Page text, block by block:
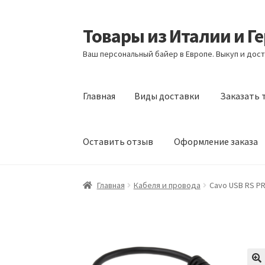
Перейти
к
навигации
Перейти
к
содержимому
Товары из Италии и
Ваш персональный байер в Европе. Выкуп и
Главная Виды доставки Заказать
Оставить отзыв Оформление заказа
Главная Виды доставки Заказать товары
Главная Кабеля и провода Cavo USB RS